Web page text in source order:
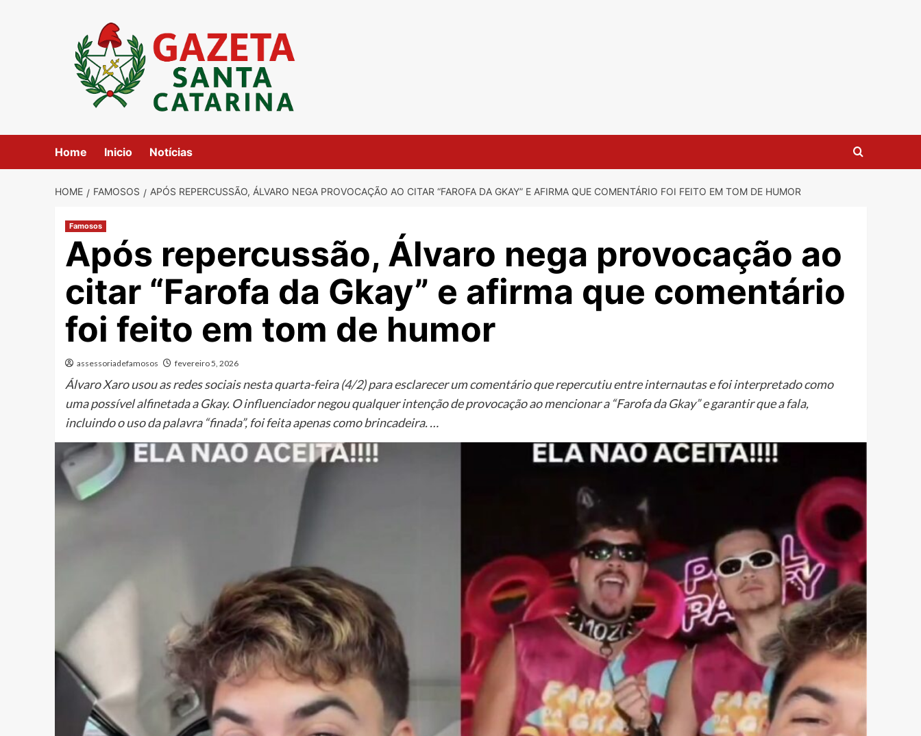
Home Inicio Notícias
HOME FAMOSOS APÓS REPERCUSSÃO, ÁLVARO NEGA PROVOCAÇÃO AO CITAR “FAROFA DA GKAY” E AFIRMA QUE COMENTÁRIO FOI FEITO EM TOM DE HUMOR
Famosos
Após repercussão, Álvaro nega provocação ao
citar “Farofa da Gkay” e afirma que comentário
foi feito em tom de humor
assessoriadefamosos fevereiro 5, 2026
Álvaro Xaro usou as redes sociais nesta quarta-feira (4/2) para esclarecer um comentário que repercutiu entre internautas e foi interpretado como
uma possível alfinetada a Gkay. O influenciador negou qualquer intenção de provocação ao mencionar a “Farofa da Gkay” e garantir que a fala,
incluindo o uso da palavra “finada”, foi feita apenas como brincadeira. …